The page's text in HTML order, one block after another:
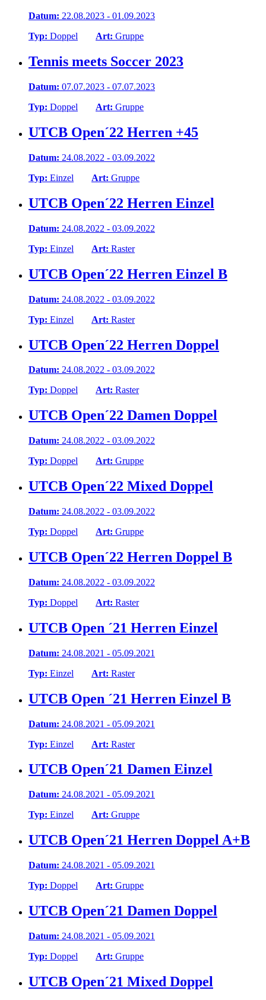
Datum: 22.08.2023 - 01.09.2023
Typ: Doppel Art: Gruppe
Tennis meets Soccer 2023
Datum: 07.07.2023 - 07.07.2023
Typ: Doppel Art: Gruppe
UTCB Open´22 Herren +45
Datum: 24.08.2022 - 03.09.2022
Typ: Einzel Art: Gruppe
UTCB Open´22 Herren Einzel
Datum: 24.08.2022 - 03.09.2022
Typ: Einzel Art: Raster
UTCB Open´22 Herren Einzel B
Datum: 24.08.2022 - 03.09.2022
Typ: Einzel Art: Raster
UTCB Open´22 Herren Doppel
Datum: 24.08.2022 - 03.09.2022
Typ: Doppel Art: Raster
UTCB Open´22 Damen Doppel
Datum: 24.08.2022 - 03.09.2022
Typ: Doppel Art: Gruppe
UTCB Open´22 Mixed Doppel
Datum: 24.08.2022 - 03.09.2022
Typ: Doppel Art: Gruppe
UTCB Open´22 Herren Doppel B
Datum: 24.08.2022 - 03.09.2022
Typ: Doppel Art: Raster
UTCB Open ´21 Herren Einzel
Datum: 24.08.2021 - 05.09.2021
Typ: Einzel Art: Raster
UTCB Open ´21 Herren Einzel B
Datum: 24.08.2021 - 05.09.2021
Typ: Einzel Art: Raster
UTCB Open´21 Damen Einzel
Datum: 24.08.2021 - 05.09.2021
Typ: Einzel Art: Gruppe
UTCB Open´21 Herren Doppel A+B
Datum: 24.08.2021 - 05.09.2021
Typ: Doppel Art: Gruppe
UTCB Open´21 Damen Doppel
Datum: 24.08.2021 - 05.09.2021
Typ: Doppel Art: Gruppe
UTCB Open´21 Mixed Doppel